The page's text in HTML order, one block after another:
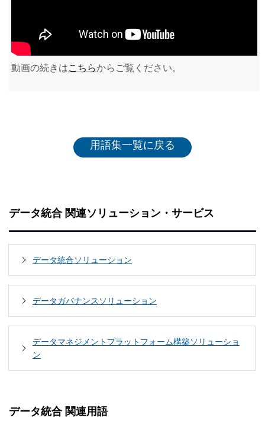
動画の続きはこちらからご覧ください。
用語集一覧に戻る
データ統合 関連ソリューション・サービス
データ統合ソリューション
データガバナンスソリューション
データマネジメントプラットフォーム構築ソリューショ
ン
データ統合 関連用語